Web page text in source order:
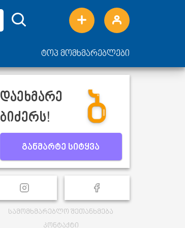
ტოპ მომხმარებლები
დაეხმარე
ბიძერს!
განმარტე სიტყვა
სამომხმარებლო შეთანხმება
კონტაქტი